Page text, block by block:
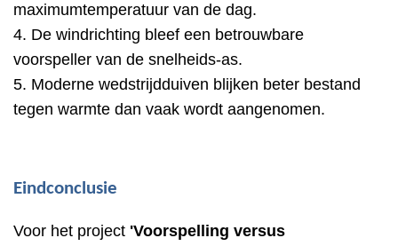
maximumtemperatuur van de dag.
4. De windrichting bleef een betrouwbare
voorspeller van de snelheids-as.
5. Moderne wedstrijdduiven blijken beter bestand
tegen warmte dan vaak wordt aangenomen.
Eindconclusie
Voor het project 'Voorspelling versus